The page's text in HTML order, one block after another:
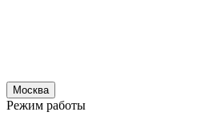
Москва
Режим работы